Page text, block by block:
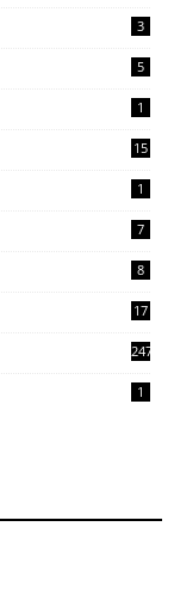
3
5
1
15
1
7
8
17
247
1